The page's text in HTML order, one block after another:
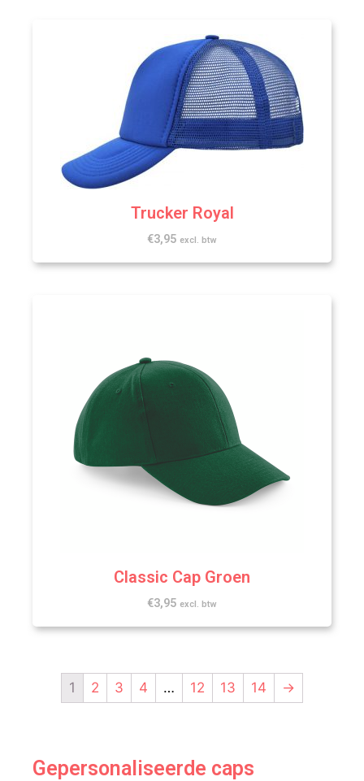
Trucker Royal
€3,95 excl. btw
Classic Cap Groen
€3,95 excl. btw
1 2 3 4 … 12 13 14 →
Gepersonaliseerde caps